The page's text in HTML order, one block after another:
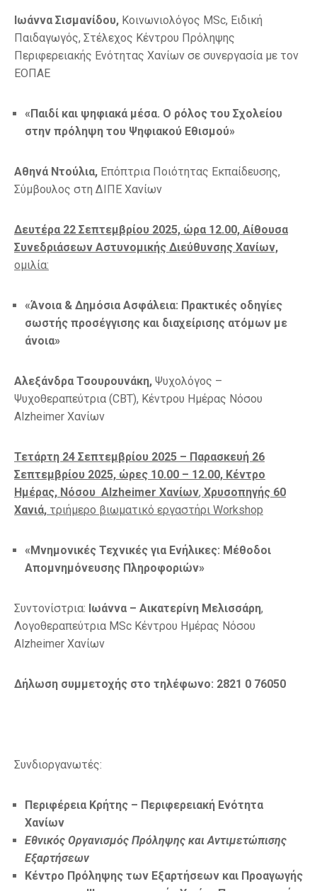
Ιωάννα Σισμανίδου, Κοινωνιολόγος MSc, Ειδική
Παιδαγωγός, Στέλεχος Κέντρου Πρόληψης
Περιφερειακής Ενότητας Χανίων σε συνεργασία με τον
ΕΟΠΑΕ
«Παιδί και ψηφιακά μέσα. Ο ρόλος του Σχολείου
στην πρόληψη του Ψηφιακού Εθισμού»
Αθηνά Ντούλια, Επόπτρια Ποιότητας Εκπαίδευσης,
Σύμβουλος στη ΔΙΠΕ Χανίων
Δευτέρα 22 Σεπτεμβρίου 2025, ώρα 12.00, Αίθουσα
Συνεδριάσεων Αστυνομικής Διεύθυνσης Χανίων,
ομιλία:
«Άνοια & Δημόσια Ασφάλεια: Πρακτικές οδηγίες
σωστής προσέγγισης και διαχείρισης ατόμων με
άνοια»
Αλεξάνδρα Τσουρουνάκη, Ψυχολόγος –
Ψυχοθεραπεύτρια (CBT), Κέντρου Ημέρας Νόσου
Alzheimer Χανίων
Τετάρτη 24 Σεπτεμβρίου 2025 – Παρασκευή 26
Σεπτεμβρίου 2025, ώρες 10.00 – 12.00, Κέντρο
Ημέρας, Νόσου Alzheimer Χανίων, Χρυσοπηγής 60
Χανιά, τριήμερο βιωματικό εργαστήρι Workshop
«Μνημονικές Τεχνικές για Ενήλικες: Μέθοδοι
Απομνημόνευσης Πληροφοριών»
Συντονίστρια: Ιωάννα – Αικατερίνη Μελισσάρη,
Λογοθεραπεύτρια MSc Κέντρου Ημέρας Νόσου
Alzheimer Χανίων
Δήλωση συμμετοχής στο τηλέφωνο: 2821 0 76050
Συνδιοργανωτές:
Περιφέρεια Κρήτης – Περιφερειακή Ενότητα
Χανίων
Εθνικός Οργανισμός Πρόληψης και Αντιμετώπισης
Εξαρτήσεων
Κέντρο Πρόληψης των Εξαρτήσεων και Προαγωγής